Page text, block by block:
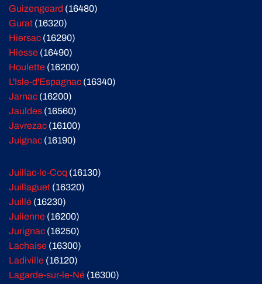
Guizengeard (16480)
Gurat (16320)
Hiersac (16290)
Hiesse (16490)
Houlette (16200)
L'Isle-d'Espagnac (16340)
Jarnac (16200)
Jauldes (16560)
Javrezac (16100)
Juignac (16190)
Juillac-le-Coq (16130)
Juillaguet (16320)
Juillé (16230)
Julienne (16200)
Jurignac (16250)
Lachaise (16300)
Ladiville (16120)
Lagarde-sur-le-Né (16300)